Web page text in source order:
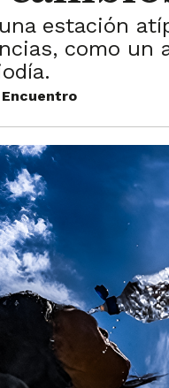
estación
como un
Encuentro